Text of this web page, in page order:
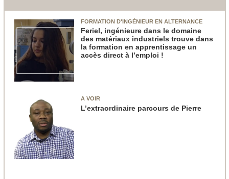
FORMATION D'INGÉNIEUR EN ALTERNANCE
Feriel, ingénieure dans le domaine
des matériaux industriels trouve dans
la formation en apprentissage un
accès direct à l’emploi !
A VOIR
L’extraordinaire parcours de Pierre